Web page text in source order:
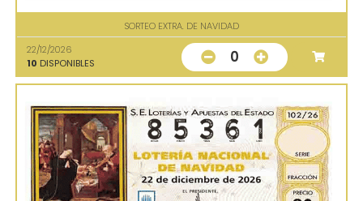
SORTEO EXTRA. DE NAVIDAD
22/12/2026
10 DISPONIBLES 0